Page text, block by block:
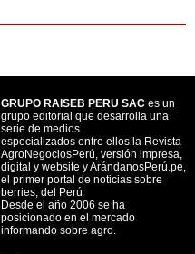
GRUPO RAISEB PERU SAC es un
grupo editorial que desarrolla una
serie de medios
especializados entre ellos la Revista
AgroNegociosPerú, versión impresa,
digital y website y ArándanosPerú.pe,
el primer portal de noticias sobre
berries, del Perú
Desde el año 2006 se ha
posicionado en el mercado
informando sobre agro.